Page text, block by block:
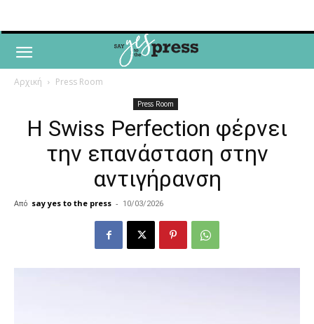
Αρχική Press Room
Press Room
Η Swiss Perfection φέρνει
την επανάσταση στην
αντιγήρανση
Από say yes to the press - 10/03/2026